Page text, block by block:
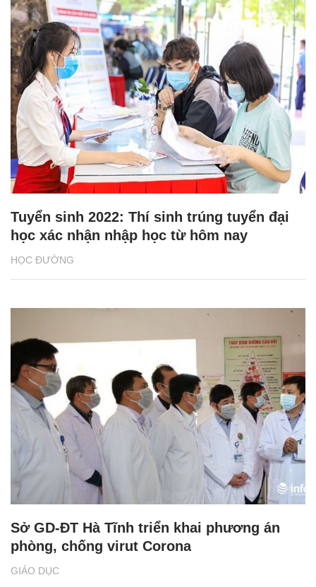
HỌC ĐƯỜNG
Tuyển sinh 2022: Thí sinh trúng tuyển đại
học xác nhận nhập học từ hôm nay
GIÁO DỤC
Sở GD-ĐT Hà Tĩnh triển khai phương án
phòng, chống virut Corona